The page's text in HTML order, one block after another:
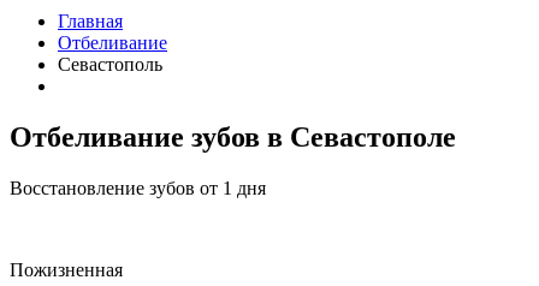
Главная
Отбеливание
Севастополь
Отбеливание зубов в Севастополе
Восстановление зубов от 1 дня
Пожизненная